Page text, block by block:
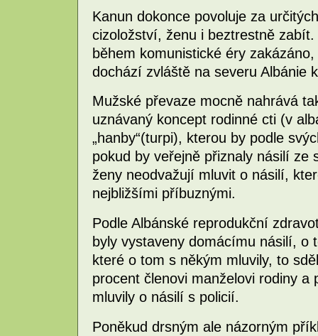
Kanun dokonce povoluje za
cizoložství, ženu i beztrestně
během komunistické éry
dochází zvláště na severu Albánie
Mužské převaze mocně nahrává
uznávaný koncept rodinné cti (v
„hanby“(turpi), kterou by podle
pokud by veřejně přiznaly násilí ze
ženy neodvažují mluvit o násilí,
nejbližšími příbuznými.
Podle Albánské reprodukční
byly vystaveny domácímu násilí, o
které o tom s někým mluvily, to
procent členovi manželovi rodiny
mluvily o násilí s policií.
Poněkud drsným ale názorným